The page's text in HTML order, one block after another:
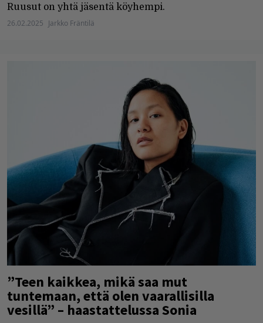
Ruusut on yhtä jäsentä köyhempi.
26.02.2025 Jarkko Fräntilä
”Teen kaikkea, mikä saa mut
tuntemaan, että olen vaarallisilla
vesillä” – haastattelussa Sonia